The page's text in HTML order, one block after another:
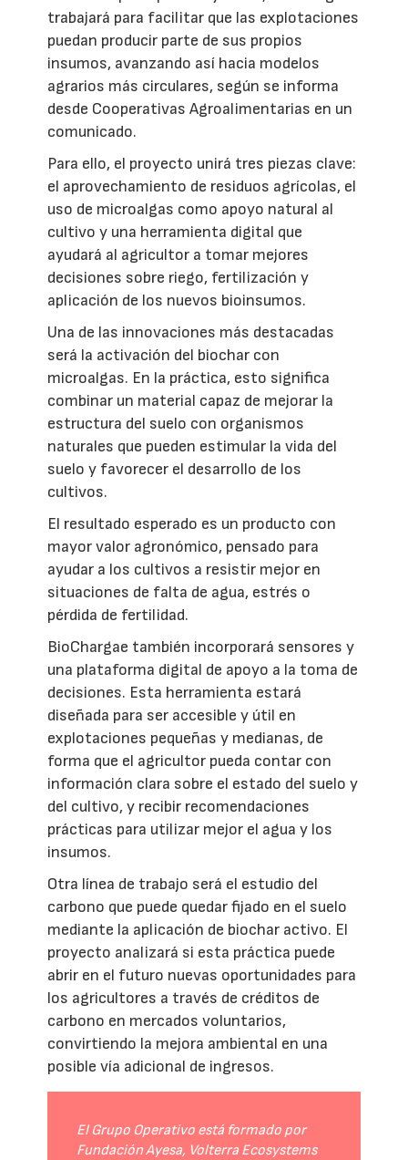
trabajará para facilitar que las explotaciones
puedan producir parte de sus propios
insumos, avanzando así hacia modelos
agrarios más circulares, según se informa
desde Cooperativas Agroalimentarias en un
comunicado.
Para ello, el proyecto unirá tres piezas clave:
el aprovechamiento de residuos agrícolas, el
uso de microalgas como apoyo natural al
cultivo y una herramienta digital que
ayudará al agricultor a tomar mejores
decisiones sobre riego, fertilización y
aplicación de los nuevos bioinsumos.
Una de las innovaciones más destacadas
será la activación del biochar con
microalgas. En la práctica, esto significa
combinar un material capaz de mejorar la
estructura del suelo con organismos
naturales que pueden estimular la vida del
suelo y favorecer el desarrollo de los
cultivos.
El resultado esperado es un producto con
mayor valor agronómico, pensado para
ayudar a los cultivos a resistir mejor en
situaciones de falta de agua, estrés o
pérdida de fertilidad.
BioChargae también incorporará sensores y
una plataforma digital de apoyo a la toma de
decisiones. Esta herramienta estará
diseñada para ser accesible y útil en
explotaciones pequeñas y medianas, de
forma que el agricultor pueda contar con
información clara sobre el estado del suelo y
del cultivo, y recibir recomendaciones
prácticas para utilizar mejor el agua y los
insumos.
Otra línea de trabajo será el estudio del
carbono que puede quedar fijado en el suelo
mediante la aplicación de biochar activo. El
proyecto analizará si esta práctica puede
abrir en el futuro nuevas oportunidades para
los agricultores a través de créditos de
carbono en mercados voluntarios,
convirtiendo la mejora ambiental en una
posible vía adicional de ingresos.
El Grupo Operativo está formado por
Fundación Ayesa, Volterra Ecosystems